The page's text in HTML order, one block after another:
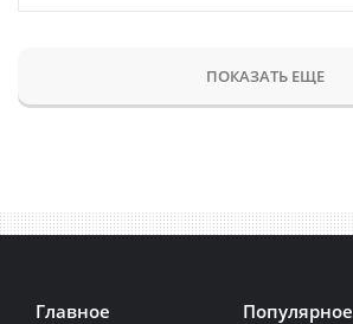
ПОКАЗАТЬ ЕЩЕ
Главное Популярное